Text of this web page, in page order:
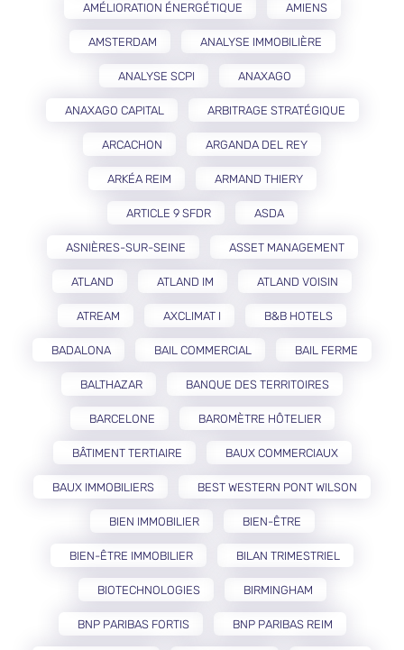
AMÉLIORATION ÉNERGÉTIQUE AMIENS
AMSTERDAM ANALYSE IMMOBILIÈRE
ANALYSE SCPI ANAXAGO
ANAXAGO CAPITAL ARBITRAGE STRATÉGIQUE
ARCACHON ARGANDA DEL REY
ARKÉA REIM ARMAND THIERY
ARTICLE 9 SFDR ASDA
ASNIÈRES-SUR-SEINE ASSET MANAGEMENT
ATLAND ATLAND IM ATLAND VOISIN
ATREAM AXCLIMAT I B&B HOTELS
BADALONA BAIL COMMERCIAL BAIL FERME
BALTHAZAR BANQUE DES TERRITOIRES
BARCELONE BAROMÈTRE HÔTELIER
BÂTIMENT TERTIAIRE BAUX COMMERCIAUX
BAUX IMMOBILIERS BEST WESTERN PONT WILSON
BIEN IMMOBILIER BIEN-ÊTRE
BIEN-ÊTRE IMMOBILIER BILAN TRIMESTRIEL
BIOTECHNOLOGIES BIRMINGHAM
BNP PARIBAS FORTIS BNP PARIBAS REIM